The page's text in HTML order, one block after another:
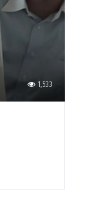
1,533